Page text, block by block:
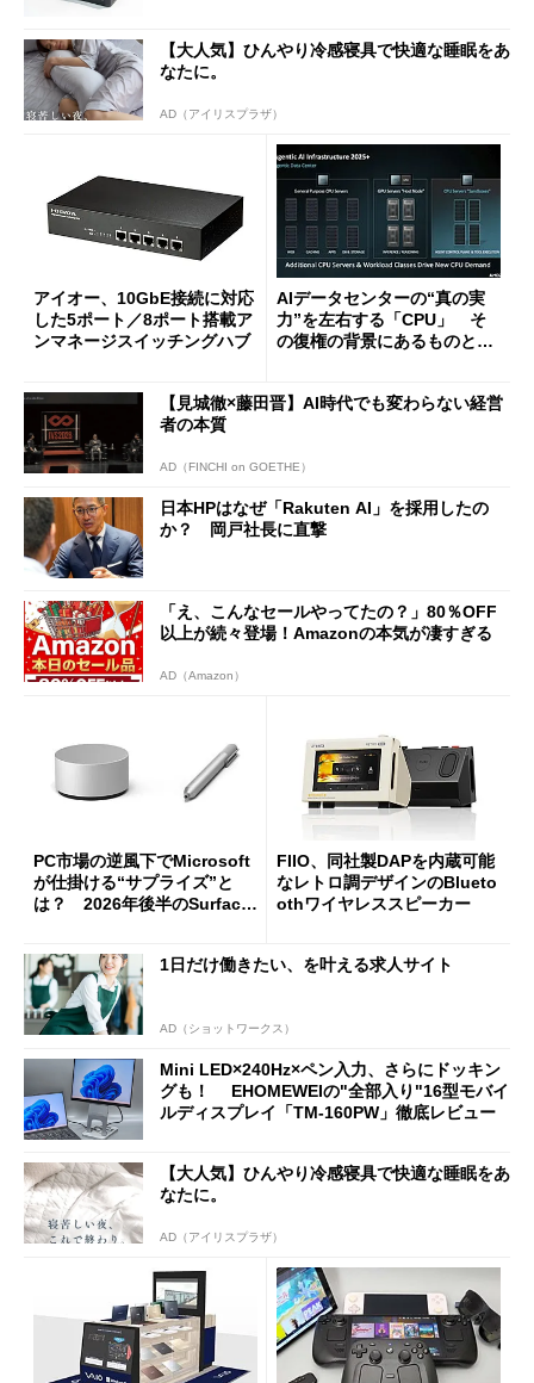
【大人気】ひんやり冷感寝具で快適な睡眠をあ
なたに。
AD（アイリスプラザ）
アイオー、10GbE接続に対応
した5ポート／8ポート搭載ア
ンマネージスイッチングハブ
AIデータセンターの“真の実
力”を左右する「CPU」 そ
の復権の背景にあるものと
【見城徹×藤田晋】AI時代でも変わらない経営
者の本質
AD（FINCHI on GOETHE）
日本HPはなぜ「Rakuten AI」を採用したの
か？ 岡戸社長に直撃
「え、こんなセールやってたの？」80％OFF
以上が続々登場！Amazonの本気が凄すぎる
AD（Amazon）
PC市場の逆風下でMicrosoft
が仕掛ける“サプライズ”と
は？ 2026年後半のSurface
FIIO、同社製DAPを内蔵可能
なレトロ調デザインのBlueto
othワイヤレススピーカー
1日だけ働きたい、を叶える求人サイト
AD（ショットワークス）
Mini LED×240Hz×ペン入力、さらにドッキン
グも！ EHOMEWEIの"全部入り"16型モバイ
ルディスプレイ「TM-160PW」徹底レビュー
【大人気】ひんやり冷感寝具で快適な睡眠をあ
なたに。
AD（アイリスプラザ）